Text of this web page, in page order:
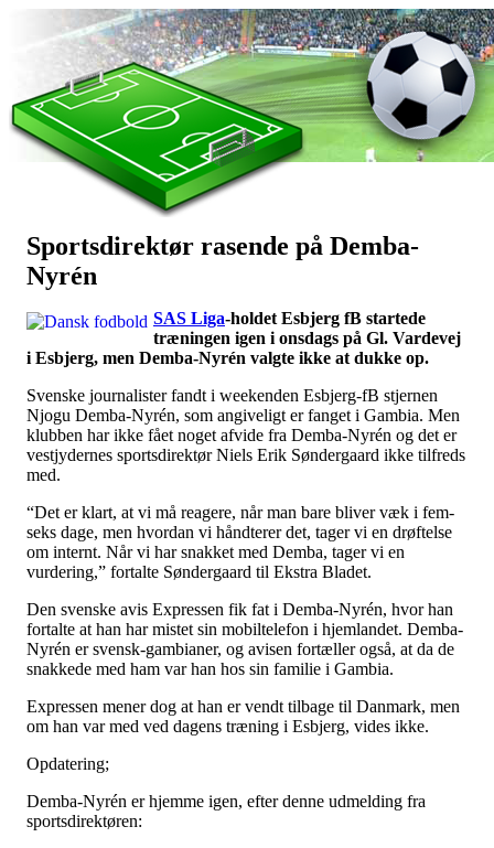
Наши партнеры
Sportsdirektør rasende på Demba-
Nyrén
SAS Liga-holdet Esbjerg fB startede
træningen igen i onsdags på Gl. Vardevej
i Esbjerg, men Demba-Nyrén valgte ikke at dukke op.
Svenske journalister fandt i weekenden Esbjerg-fB stjernen
Njogu Demba-Nyrén, som angiveligt er fanget i Gambia. Men
klubben har ikke fået noget afvide fra Demba-Nyrén og det er
vestjydernes sportsdirektør Niels Erik Søndergaard ikke tilfreds
med.
“Det er klart, at vi må reagere, når man bare bliver væk i fem-
seks dage, men hvordan vi håndterer det, tager vi en drøftelse
om internt. Når vi har snakket med Demba, tager vi en
vurdering,” fortalte Søndergaard til Ekstra Bladet.
Den svenske avis Expressen fik fat i Demba-Nyrén, hvor han
fortalte at han har mistet sin mobiltelefon i hjemlandet. Demba-
Nyrén er svensk-gambianer, og avisen fortæller også, at da de
snakkede med ham var han hos sin familie i Gambia.
Expressen mener dog at han er vendt tilbage til Danmark, men
om han var med ved dagens træning i Esbjerg, vides ikke.
Opdatering;
Demba-Nyrén er hjemme igen, efter denne udmelding fra
sportsdirektøren: